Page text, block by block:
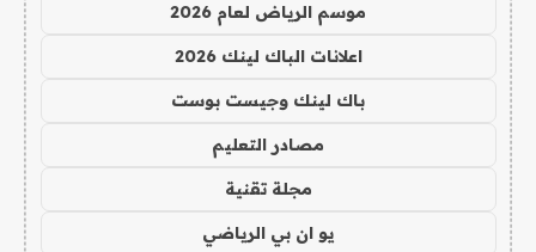
موسم الرياض لعام 2026
اعلانات الباك لينك 2026
باك لينك وجيست بوست
مصادر التعليم
مجلة تقنية
يو ان بي الرياضي